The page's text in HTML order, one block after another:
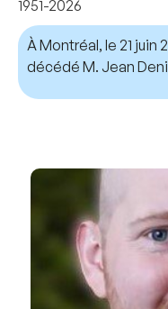
1951-2026
À Montréal, le 21 juin
décédé M. Jean